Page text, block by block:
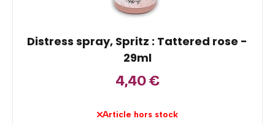
Distress spray, Spritz : Tattered rose -
29ml
4,40€
Article hors stock